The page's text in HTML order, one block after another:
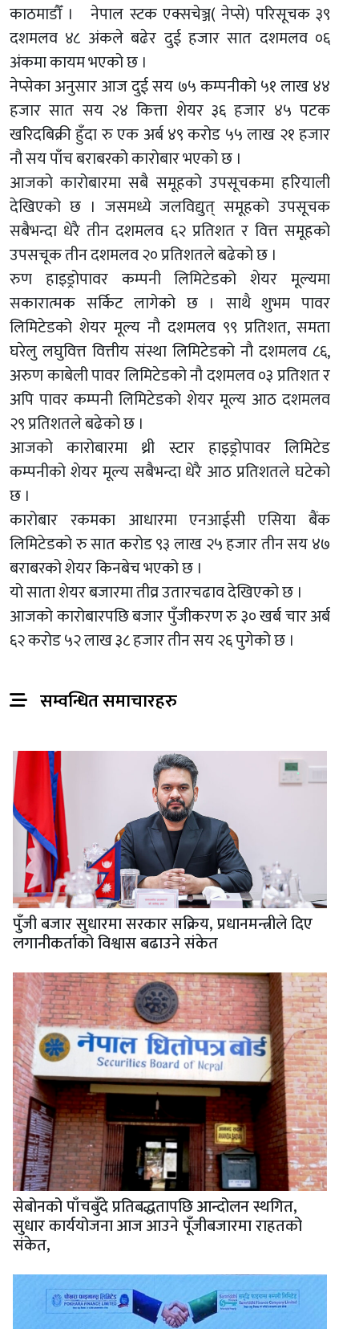
काठमाडौँ । नेपाल स्टक एक्सचेञ्ज( नेप्से) परिसूचक ३९
दशमलव ४८ अंकले बढेर दुई हजार सात दशमलव ०६
अंकमा कायम भएको छ ।
नेप्सेका अनुसार आज दुई सय ७५ कम्पनीको ५१ लाख ४४
हजार सात सय २४ कित्ता शेयर ३६ हजार ४५ पटक
खरिदबिक्री हुँदा रु एक अर्ब ४९ करोड ५५ लाख २१ हजार
नौ सय पाँच बराबरको कारोबार भएको छ ।
आजको कारोबारमा सबै समूहको उपसूचकमा हरियाली
देखिएको छ । जसमध्ये जलविद्युत् समूहको उपसूचक
सबैभन्दा धेरै तीन दशमलव ६२ प्रतिशत र वित्त समूहको
उपसचूक तीन दशमलव २० प्रतिशतले बढेको छ ।
रुण हाइड्रोपावर कम्पनी लिमिटेडको शेयर मूल्यमा
सकारात्मक सर्किट लागेको छ । साथै शुभम पावर
लिमिटेडको शेयर मूल्य नौ दशमलव ९९ प्रतिशत, समता
घरेलु लघुवित्त वित्तीय संस्था लिमिटेडको नौ दशमलव ८६,
अरुण काबेली पावर लिमिटेडको नौ दशमलव ०३ प्रतिशत र
अपि पावर कम्पनी लिमिटेडको शेयर मूल्य आठ दशमलव
२९ प्रतिशतले बढेको छ ।
आजको कारोबारमा थ्री स्टार हाइड्रोपावर लिमिटेड
कम्पनीको शेयर मूल्य सबैभन्दा धेरै आठ प्रतिशतले घटेको
छ ।
कारोबार रकमका आधारमा एनआईसी एसिया बैंक
लिमिटेडको रु सात करोड ९३ लाख २५ हजार तीन सय ४७
बराबरको शेयर किनबेच भएको छ ।
यो साता शेयर बजारमा तीव्र उतारचढाव देखिएको छ ।
आजको कारोबारपछि बजार पुँजीकरण रु ३० खर्ब चार अर्ब
६२ करोड ५२ लाख ३८ हजार तीन सय २६ पुगेको छ ।
सम्वन्धित समाचारहरु
पुँजी बजार सुधारमा सरकार सक्रिय, प्रधानमन्त्रीले दिए
लगानीकर्ताको विश्वास बढाउने संकेत
सेबोनको पाँचबुँदे प्रतिबद्धतापछि आन्दोलन स्थगित,
सुधार कार्ययोजना आज आउने पूँजीबजारमा राहतको
संकेत,